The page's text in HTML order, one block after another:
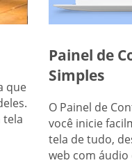
que
tela
Painel de
Simples
O Painel de
você inicie
tela de tudo,
web com áudio